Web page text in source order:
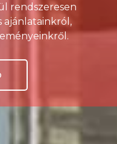
rendszeresen